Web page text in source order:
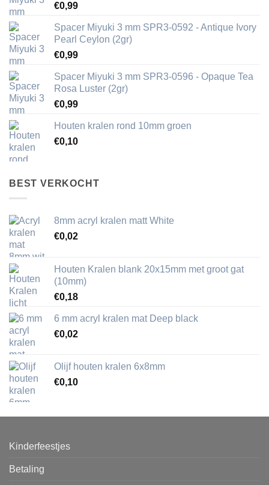
€0,99
Spacer Miyuki 3 mm SPR3-0592 - Antique Ivory
Pearl Ceylon (2gr)
€0,99
Spacer Miyuki 3 mm SPR3-0596 - Opaque Tea
Rosa Luster (2gr)
€0,99
Houten kralen rond 10mm groen
€0,10
BEST VERKOCHT
8mm acryl kralen matt White
€0,02
Houten Kralen blank 20x15mm met groot gat
(10mm)
€0,18
6 mm acryl kralen mat Deep black
€0,02
Olijf houten kralen 6x8mm
€0,10
Kinderfeestjes
Betaling